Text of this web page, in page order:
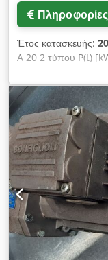
Πληροφορίες
Έτος κατασκευής:
A 20 2 τύπου P(t)
εξόδου και φρεάτιο
Σχέση οδοντωτών
Θέση τοποθέτησης